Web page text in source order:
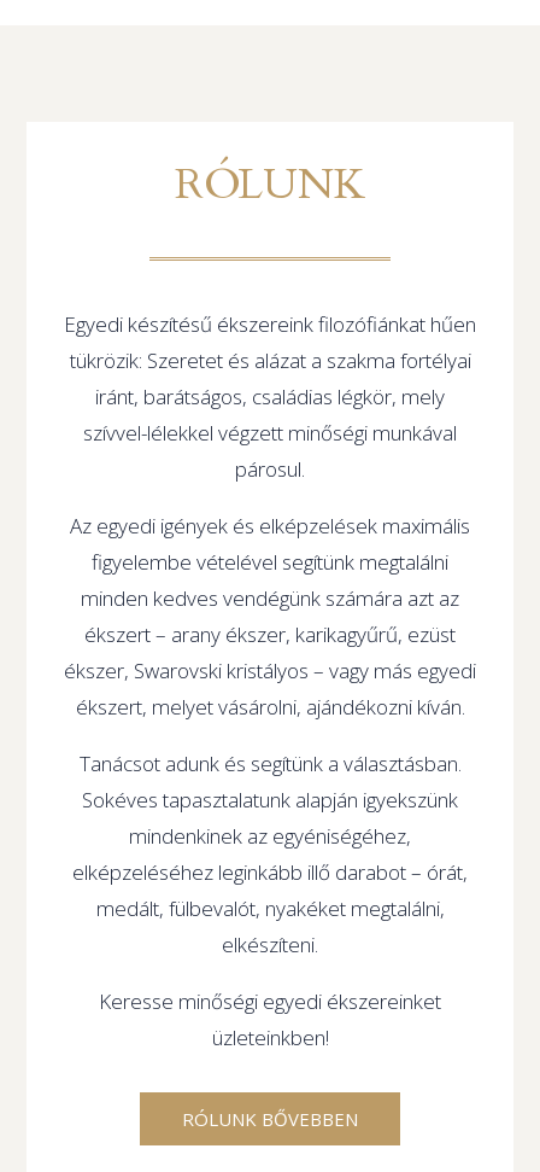
RÓLUNK
Egyedi készítésű ékszereink filozófiánkat hűen
tükrözik: Szeretet és alázat a szakma fortélyai
iránt, barátságos, családias légkör, mely
szívvel-lélekkel végzett minőségi munkával
párosul.
Az egyedi igények és elképzelések maximális
figyelembe vételével segítünk megtalálni
minden kedves vendégünk számára azt az
ékszert – arany ékszer, karikagyűrű, ezüst
ékszer, Swarovski kristályos – vagy más egyedi
ékszert, melyet vásárolni, ajándékozni kíván.
Tanácsot adunk és segítünk a választásban.
Sokéves tapasztalatunk alapján igyekszünk
mindenkinek az egyéniségéhez,
elképzeléséhez leginkább illő darabot – órát,
medált, fülbevalót, nyakéket megtalálni,
elkészíteni.
Keresse minőségi egyedi ékszereinket
üzleteinkben!
RÓLUNK BŐVEBBEN